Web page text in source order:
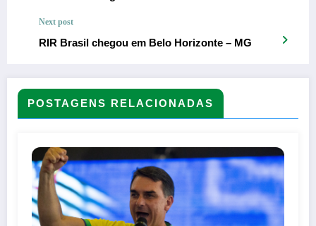
Next post
RIR Brasil chegou em Belo Horizonte – MG
POSTAGENS RELACIONADAS